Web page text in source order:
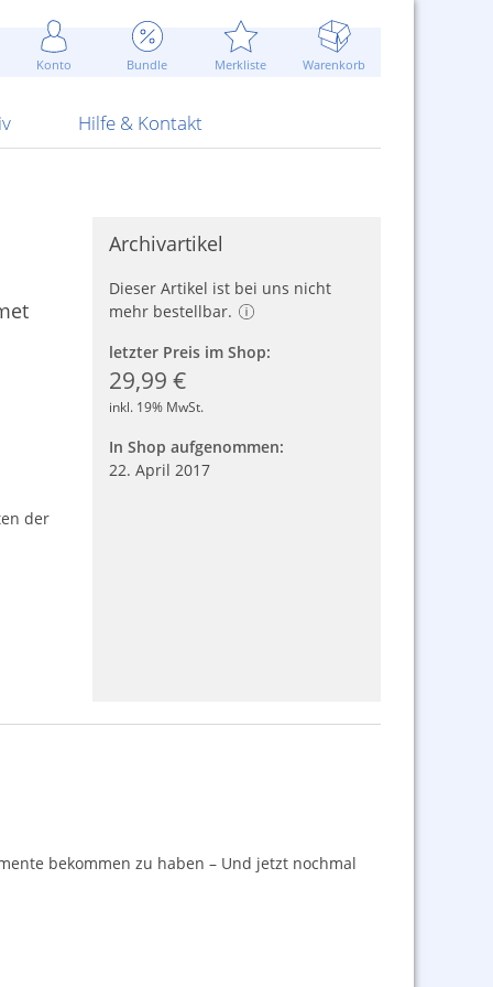
Konto Bundle Merkliste Warenkorb
Attrappen Blitzschnell...
Sommerpreise u.v.m.
ARS Pirotecnia
Hilfe & Kontakt
Kontaktformular
AGB
der
Archivartikel
Dieser Artikel ist bei uns nicht
mehr bestellbar.
letzter Preis im Shop:
29,99 €
inkl. 19% MwSt.
In Shop aufgenommen:
22. April 2017
bekommen zu haben – Und jetzt nochmal